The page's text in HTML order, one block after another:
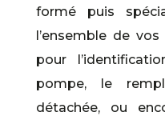
formé puis
l’ensemble de
pour
pompe, le
détachée, ou